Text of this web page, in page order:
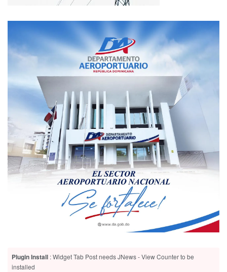
Plugin Install : Widget Tab Post needs JNews - View Counter to be
installed